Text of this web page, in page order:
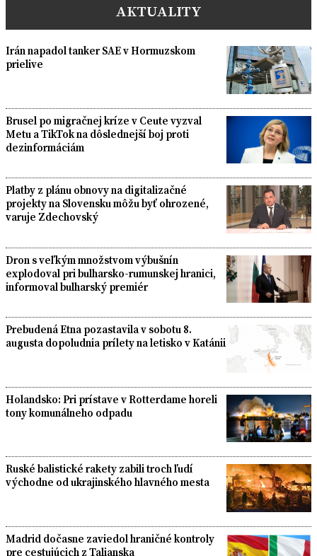
AKTUALITY
Irán napadol tanker SAE v Hormuzskom
prielive
Brusel po migračnej kríze v Ceute vyzval
Metu a TikTok na dôslednejší boj proti
dezinformáciám
Platby z plánu obnovy na digitalizačné
projekty na Slovensku môžu byť ohrozené,
varuje Zdechovský
Dron s veľkým množstvom výbušnín
explodoval pri bulharsko-rumunskej hranici,
informoval bulharský premiér
Prebudená Etna pozastavila v sobotu 8.
augusta dopoludnia prílety na letisko v Katánii
Holandsko: Pri prístave v Rotterdame horeli
tony komunálneho odpadu
Ruské balistické rakety zabili troch ľudí
východne od ukrajinského hlavného mesta
Madrid dočasne zaviedol hraničné kontroly
pre cestujúcich z Talianska